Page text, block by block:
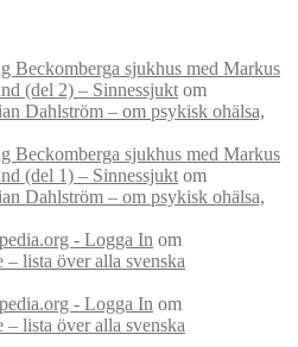
Beckomberga sjukhus med Markus
(del 2) – Sinnessjuktom
Dahlström – om psykisk ohälsa,
Beckomberga sjukhus med Markus
(del 1) – Sinnessjuktom
Dahlström – om psykisk ohälsa,
- Logga In om
lista över alla svenska
- Logga In om
lista över alla svenska